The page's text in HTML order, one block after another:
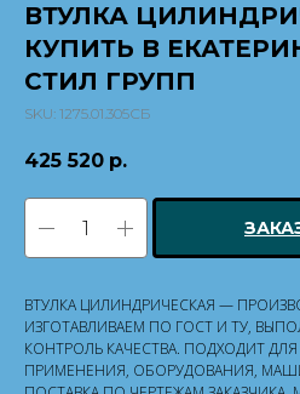
ВТУЛКА
КУПИТЬ В
СТИЛ ГРУПП
SKU: 1275.01.305СБ
425 520 р.
ВТУЛКА ЦИЛИНДРИЧЕСКАЯ —
ИЗГОТАВЛИВАЕМ ПО ГОСТ И ТУ,
КОНТРОЛЬ КАЧЕСТВА. ПОДХОДИТ
ПРИМЕНЕНИЯ, ОБОРУДОВАНИЯ,